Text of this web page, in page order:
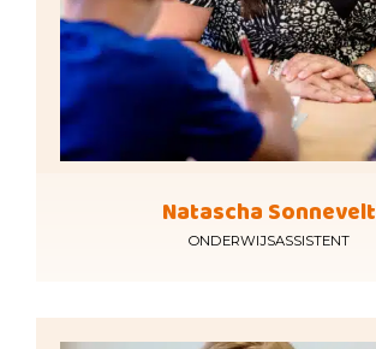
Natascha Sonnevelt
ONDERWIJSASSISTENT